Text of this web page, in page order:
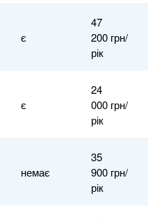
є
47
200 грн/
рік
є
24
000 грн/
рік
немає
35
900 грн/
рік